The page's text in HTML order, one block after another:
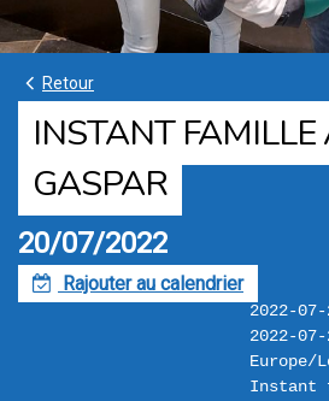
k Retour
INSTANT FAMILLE
GASPAR
20/07/2022
F Rajouter au calendrier
2022-07-
2022-07-
Europe/
Instant